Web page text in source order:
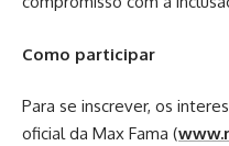
Como participar
Para se inscrever, os
oficial da Max Fama (